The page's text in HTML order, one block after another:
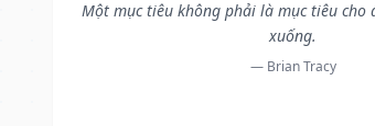
Một mục tiêu không phải là mục tiêu cho
xuống.
— Brian Tracy